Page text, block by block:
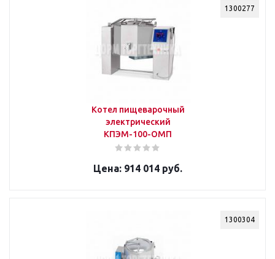
1300277
Котел пищеварочный
электрический
КПЭМ-100-ОМП
914 014 руб.
1300304